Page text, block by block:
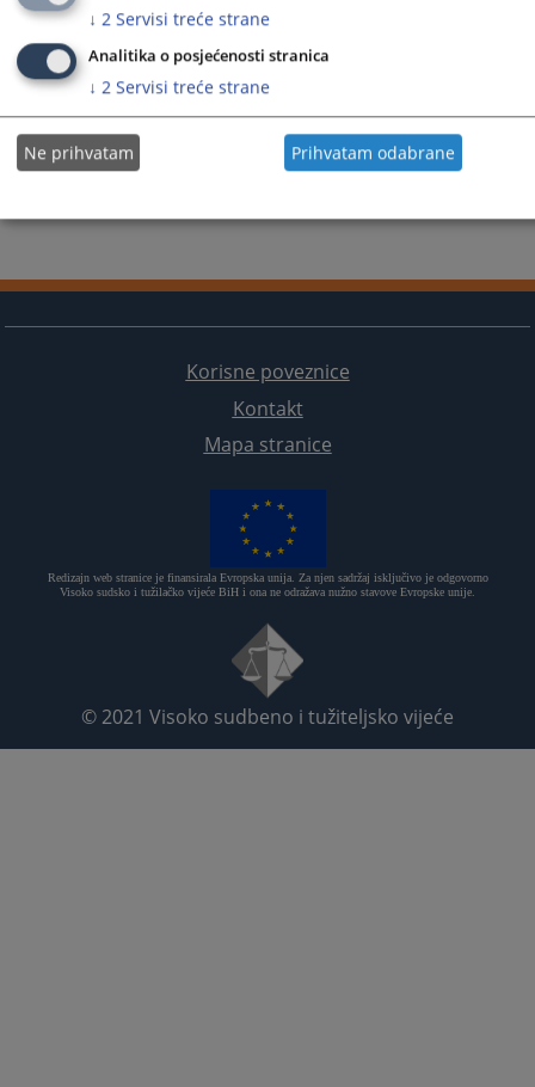
Korisne poveznice
Kontakt
Mapa stranice
Redizajn web stranice je finansirala Evropska unija. Za njen sadržaj isključivo je odgovorno
Visoko sudsko i tužilačko vijeće BiH i ona ne odražava nužno stavove Evropske unije.
© 2021 Visoko sudbeno i tužiteljsko vijeće
↓ 2 Servisi treće strane
Analitika o posjećenosti stranica
↓ 2 Servisi treće strane
Ne prihvatam Prihvatam odabrane